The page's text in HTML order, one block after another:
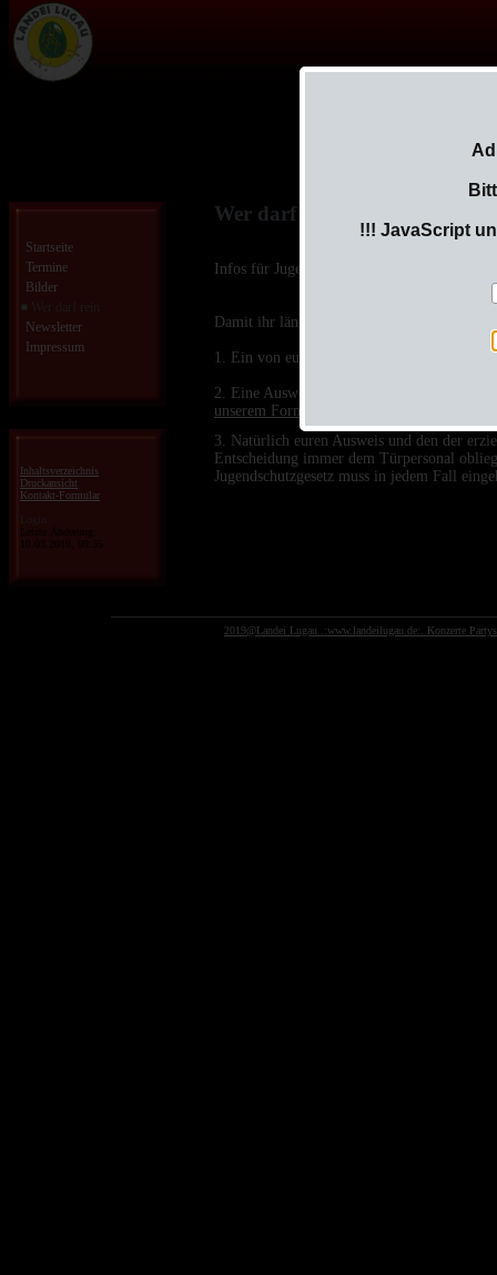
Startseite
Termine
Bilder
Newsletter
Impressum
Inhaltsverzeichnis
Druckansicht
Kontakt-Formular
Letzte Änderung:
10.03.2019, 09:35
!!! JavaScript
Wer darf rein
Infos für Jugendliche ab 16 Jahren
Damit ihr länger als 24 Uhr auf einer
1. Ein von euren Eltern ausgefülltes
2. Eine Ausweiskopie des
unserem Formular
3. Natürlich euren Ausweis und den der
Entscheidung immer dem Türpersonal
Jugendschutzgesetz muss in jedem Fall
2019@Landei Lugau .:www.landeilugau.de:. Konzerte